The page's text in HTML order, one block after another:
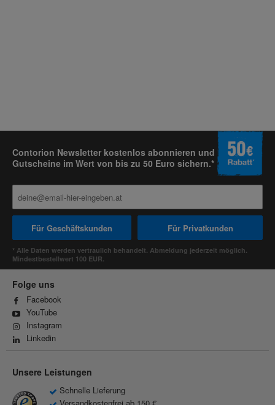
Contorion Newsletter kostenlos abonnieren und
Gutscheine im Wert von bis zu 50 Euro sichern.*
Für Geschäftskunden Für Privatkunden
* Alle Daten werden vertraulich behandelt. Abmeldung jederzeit möglich.
Mindestbestellwert 100 EUR.
Folge uns
Facebook
YouTube
Instagram
Linkedin
Unsere Leistungen
Schnelle Lieferung